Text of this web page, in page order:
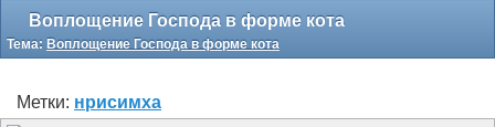
Воплощение Господа в форме кота
Тема: Воплощение Господа в форме кота
Метки: нрисимха